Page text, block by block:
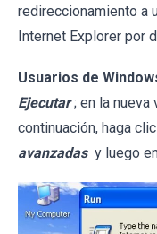
redireccionamiento a
Internet Explorer por
Usuarios de
Ejecutar ; en la nueva
continuación, haga
avanzadas y luego